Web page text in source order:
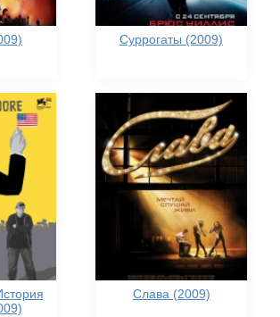
Суррогаты (2009)
Слава (2009)